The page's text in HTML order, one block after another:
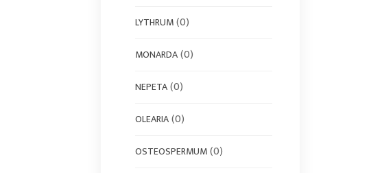
LYTHRUM(0)
MONARDA(0)
NEPETA(0)
OLEARIA(0)
OSTEOSPERMUM(0)